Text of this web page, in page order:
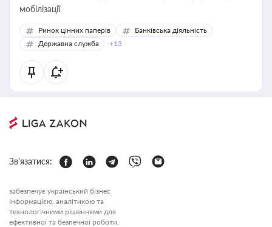
мобілізації
Ринок цінних паперів
Банківська діяльність
Державна служба
+13
Зв'язатися:
забезпечує український бізнес
інформацією, аналітикою та
технологічними рішеннями для
ефективної та безпечної роботи.